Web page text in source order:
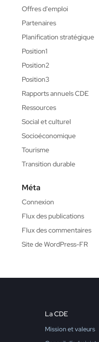
Offres d'emploi
Partenaires
Planification stratégique
Position1
Position2
Position3
Rapports annuels CDE
Ressources
Social et culturel
Socioéconomique
Tourisme
Transition durable
Méta
Connexion
Flux des publications
Flux des commentaires
Site de WordPress-FR
La CDE
Mission et valeurs